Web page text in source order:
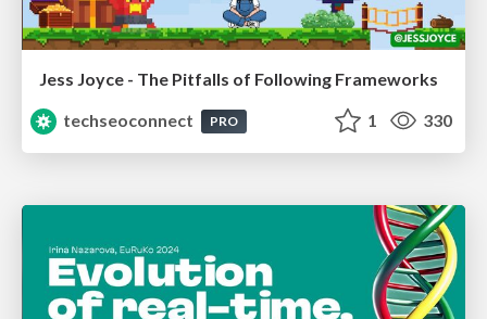
Jess Joyce - The Pitfalls of Following Frameworks
techseoconnect
PRO 1 330